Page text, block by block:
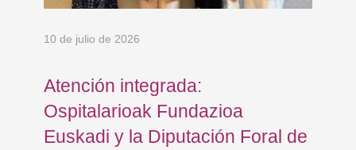
10 de julio de 2026
Atención integrada:
Ospitalarioak Fundazioa
Euskadi y la Diputación Foral de